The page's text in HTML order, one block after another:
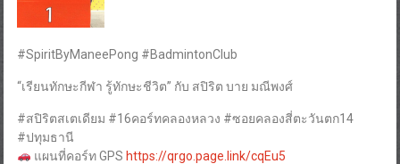
#SpiritByManeePong #BadmintonClub
“เรียนทักษะกีฬา รู้ทักษะชีวิต” กับ สปิริต บาย มณีพงศ์
#สปิริตสเตเดียม #16คอร์ทคลองหลวง #ซอยคลองสี่ตะวันตก14
#ปทุมธานี
แผนที่คอร์ท GPS https://qrgo.page.link/cqEu5